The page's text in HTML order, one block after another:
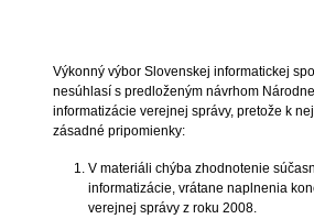
Výkonný výbor Slovenskej informatickej
nesúhlasí s predloženým návrhom
informatizácie verejnej správy, pretože k
zásadné pripomienky:
V materiáli chýba zhodnotenie
informatizácie, vrátane naplnenia
verejnej správy z roku 2008.